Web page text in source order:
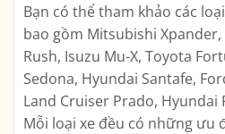
Bạn có thể tham khảo các
bao gồm Mitsubishi
Rush, Isuzu Mu-X, Toyota
Sedona, Hyundai Santafe,
Land Cruiser Prado, Hyundai
Mỗi loại xe đều có những ưu